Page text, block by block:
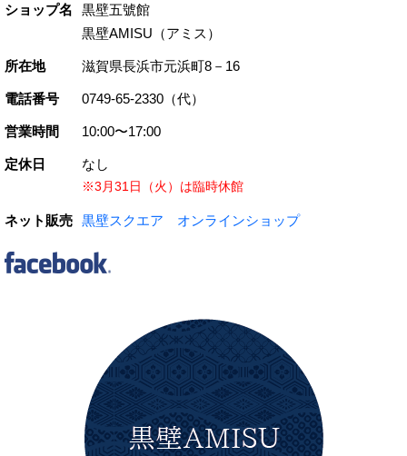
ショップ名
黒壁五號館
黒壁AMISU（アミス）
所在地 滋賀県長浜市元浜町8－16
電話番号 0749-65-2330（代）
営業時間 10:00〜17:00
定休日 なし
※3月31日（火）は臨時休館
ネット販売 黒壁スクエア オンラインショップ